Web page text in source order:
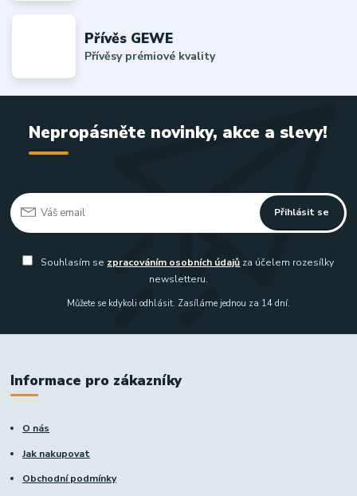
Přívěs GEWE
Přívěsy prémiové kvality
Nepropásněte novinky, akce a slevy!
Přihlásit se
Souhlasím se zpracováním osobních údajů za účelem rozesílky
newsletteru.
Můžete se kdykoli odhlásit. Zasíláme jednou za 14 dní.
Informace pro zákazníky
O nás
Jak nakupovat
Obchodní podmínky